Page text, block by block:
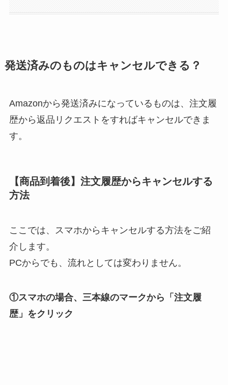
発送済みのものはキャンセルできる？
Amazonから発送済みになっているものは、注文履
歴から返品リクエストをすればキャンセルできま
す。
【商品到着後】注文履歴からキャンセルする
方法
ここでは、スマホからキャンセルする方法をご紹
介します。
PCからでも、流れとしては変わりません。
①スマホの場合、三本線のマークから「注文履
歴」をクリック